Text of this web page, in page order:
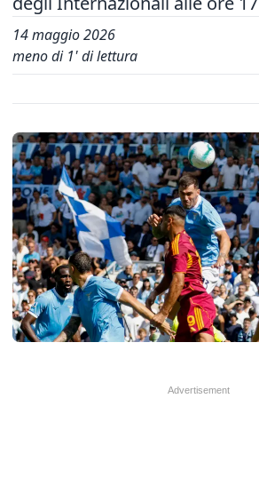
14 maggio 2026
meno di 1' di lettura